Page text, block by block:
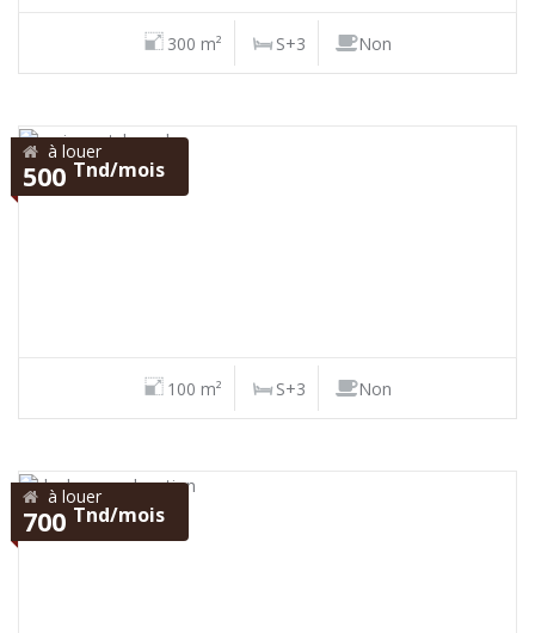
300 m² S+3 Non
à louer
500 Tnd/mois
100 m² S+3 Non
à louer
700 Tnd/mois